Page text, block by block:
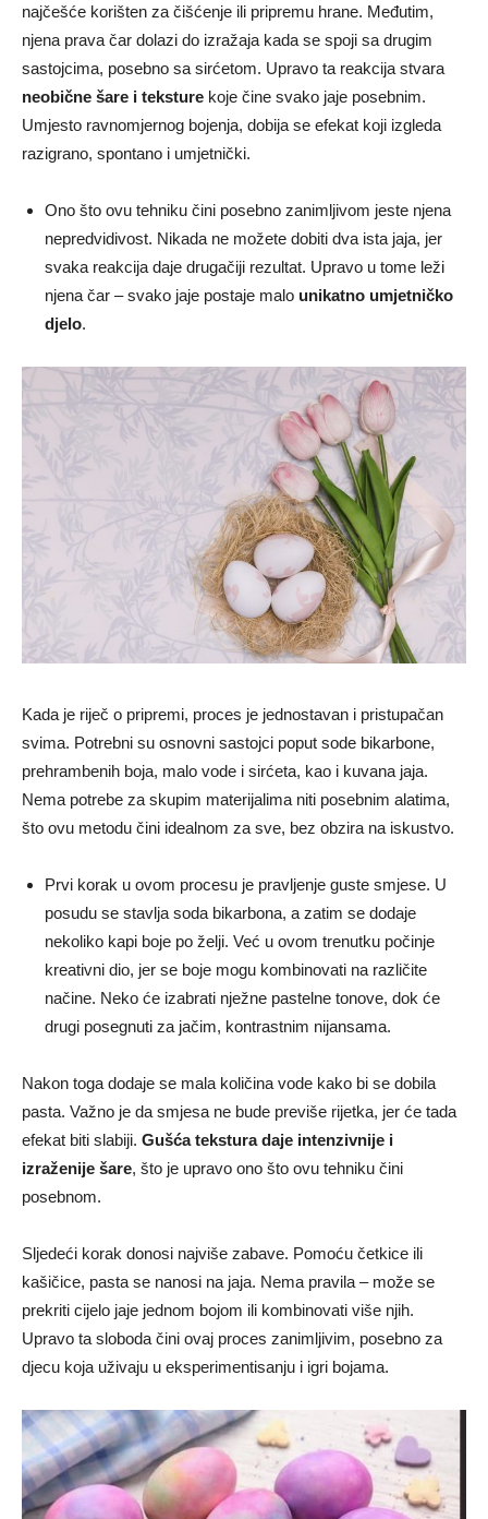
najčešće korišten za čišćenje ili pripremu hrane. Međutim,
njena prava čar dolazi do izražaja kada se spoji sa drugim
sastojcima, posebno sa sirćetom. Upravo ta reakcija stvara
neobične šare i teksture koje čine svako jaje posebnim.
Umjesto ravnomjernog bojenja, dobija se efekat koji izgleda
razigrano, spontano i umjetnički.
Ono što ovu tehniku čini posebno zanimljivom jeste njena
nepredvidivost. Nikada ne možete dobiti dva ista jaja, jer
svaka reakcija daje drugačiji rezultat. Upravo u tome leži
njena čar – svako jaje postaje malo unikatno umjetničko
djelo.
Kada je riječ o pripremi, proces je jednostavan i pristupačan
svima. Potrebni su osnovni sastojci poput sode bikarbone,
prehrambenih boja, malo vode i sirćeta, kao i kuvana jaja.
Nema potrebe za skupim materijalima niti posebnim alatima,
što ovu metodu čini idealnom za sve, bez obzira na iskustvo.
Prvi korak u ovom procesu je pravljenje guste smjese. U
posudu se stavlja soda bikarbona, a zatim se dodaje
nekoliko kapi boje po želji. Već u ovom trenutku počinje
kreativni dio, jer se boje mogu kombinovati na različite
načine. Neko će izabrati nježne pastelne tonove, dok će
drugi posegnuti za jačim, kontrastnim nijansama.
Nakon toga dodaje se mala količina vode kako bi se dobila
pasta. Važno je da smjesa ne bude previše rijetka, jer će tada
efekat biti slabiji. Gušća tekstura daje intenzivnije i
izraženije šare, što je upravo ono što ovu tehniku čini
posebnom.
Sljedeći korak donosi najviše zabave. Pomoću četkice ili
kašičice, pasta se nanosi na jaja. Nema pravila – može se
prekriti cijelo jaje jednom bojom ili kombinovati više njih.
Upravo ta sloboda čini ovaj proces zanimljivim, posebno za
djecu koja uživaju u eksperimentisanju i igri bojama.